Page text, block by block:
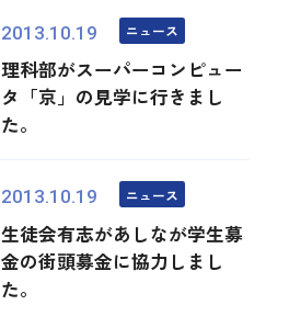
2013.10.19 ニュース
理科部がスーパーコンピュー
タ「京」の見学に行きまし
た。
2013.10.19 ニュース
生徒会有志があしなが学生募
金の街頭募金に協力しまし
た。